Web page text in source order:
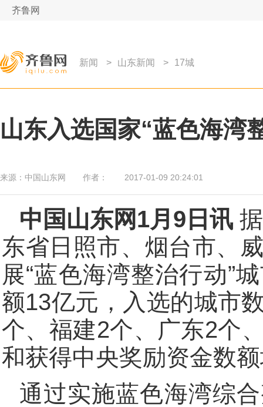
齐鲁网
新闻 > 山东新闻 > 17城
山东入选国家“蓝色海湾
来源： 中国山东网 作者： 2017-01-09 20:24:01
中国山东网1月9日讯
东省日照市、烟台市、
展“蓝色海湾整治行动”
额13亿元，入选的城市
个、福建2个、广东2个
和获得中央奖励资金数
通过实施蓝色海湾综